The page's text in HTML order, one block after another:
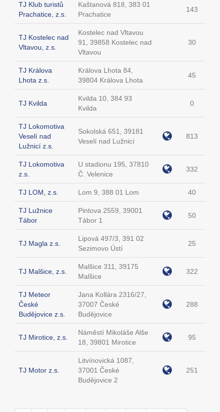
TJ Klub turistů
Prachatice, z.s.
Kaštanová 818, 383 01
Prachatice
143
TJ Kostelec nad
Vltavou, z.s.
Kostelec nad Vltavou
91, 39858 Kostelec nad
Vltavou
30
TJ Králova
Lhota z.s.
Králova Lhota 84,
39804 Králova Lhota
45
TJ Kvilda
Kvilda 10, 384 93
Kvilda
0
TJ Lokomotiva
Veselí nad
Lužnicí z.s.
Sokolská 651, 39181
Veselí nad Lužnicí
813
TJ Lokomotiva
z.s.
U stadionu 195, 37810
Č. Velenice
332
TJ LOM, z.s. Lom 9, 388 01 Lom 40
TJ Lužnice
Tábor
Pintova 2559, 39001
Tábor 1
50
TJ Magla z.s.
Lipová 497/3, 391 02
Sezimovo Ústí
25
TJ Malšice, z.s.
Malšice 311, 39175
Malšice
322
TJ Meteor
České
Budějovice z.s.
Jana Kollára 2316/27,
37007 České
Budějovice
288
TJ Mirotice, z.s.
Náměstí Mikoláše Alše
18, 39801 Mirotice
95
TJ Motor z.s.
Litvínovická 1087,
37001 České
Budějovice 2
251